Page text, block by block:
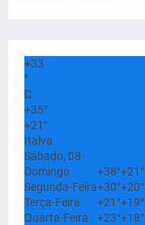
+33
°
C
+35°
+21°
Italva
Sábado, 08
Domingo
+38°+21°
Segunda-Feira+30°+20°
Terça-Feira
+21°+19°
Quarta-Feira
+23°+18°